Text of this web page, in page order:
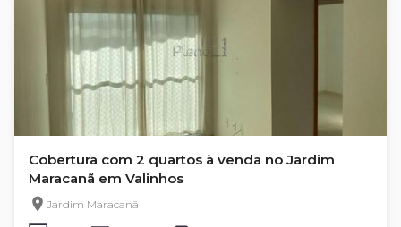
Cobertura com 2 quartos à venda no Jardim
Maracanã em Valinhos
Jardim Maracanã